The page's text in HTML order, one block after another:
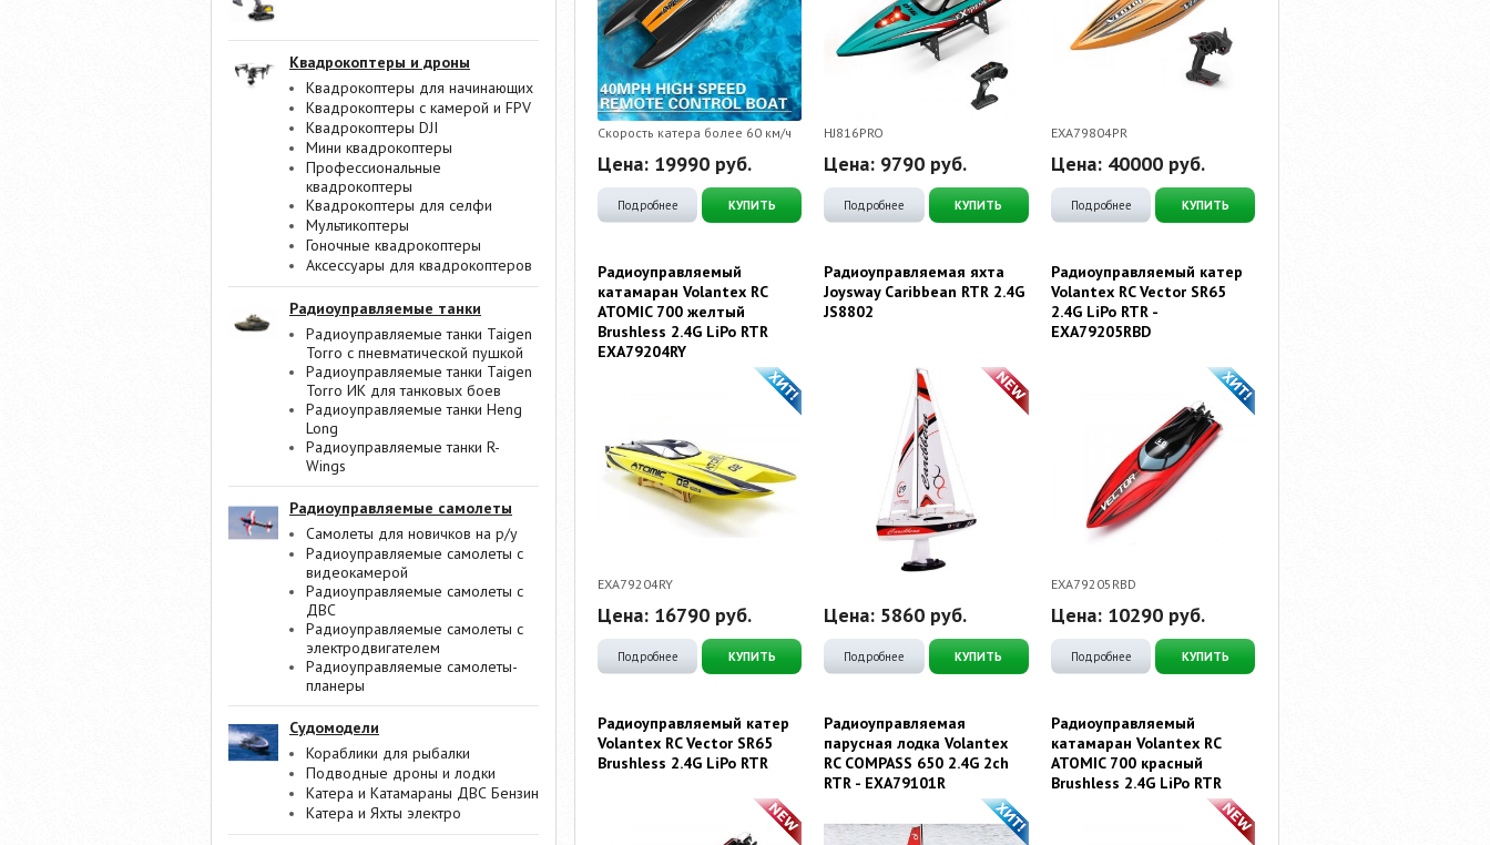
Квадрокоптеры и дроны
Квадрокоптеры для начинающих
Квадрокоптеры с камерой и FPV
Квадрокоптеры DJI
Мини квадрокоптеры
Профессиональные
квадрокоптеры
Квадрокоптеры для селфи
Мультикоптеры
Гоночные квадрокоптеры
Аксессуары для квадрокоптеров
Радиоуправляемые танки
Радиоуправляемые танки Taigen
Torro с пневматической пушкой
Радиоуправляемые танки Taigen
Torro ИК для танковых боев
Радиоуправляемые танки Heng
Long
Радиоуправляемые танки R-
Wings
Радиоуправляемые самолеты
Самолеты для новичков на р/у
Радиоуправляемые самолеты с
видеокамерой
Радиоуправляемые самолеты с
ДВС
Радиоуправляемые самолеты с
электродвигателем
Радиоуправляемые самолеты-
планеры
Судомодели
Кораблики для рыбалки
Подводные дроны и лодки
Катера и Катамараны ДВС Бензин
Катера и Яхты электро
Скорость катера более 60 км/ч
Цена: 19990 руб.
Подробнее КУПИТЬ
HJ816PRO
Цена: 9790 руб.
Подробнее КУПИТЬ
EXA79804PR
Цена: 40000руб.
Подробнее КУПИТЬ
Радиоуправляемый
катамаран Volantex RC
ATOMIC 700 желтый
Brushless 2.4G LiPo RTR
EXA79204RY
EXA79204RY
Цена: 16790 руб.
Подробнее КУПИТЬ
Радиоуправляемая яхта
Joysway Caribbean RTR 2.4G
JS8802
Цена: 5860 руб.
Подробнее КУПИТЬ
Радиоуправляемый катер
Volantex RC Vector SR65
2.4G LiPo RTR -
EXA79205RBD
EXA79205RBD
Цена: 10290руб.
Подробнее КУПИТЬ
Радиоуправляемый катер
Volantex RC Vector SR65
Brushless 2.4G LiPo RTR
Радиоуправляемая
парусная лодка Volantex
RC COMPASS 650 2.4G 2ch
RTR - EXA79101R
Радиоуправляемый
катамаран Volantex RC
ATOMIC 700 красный
Brushless 2.4G LiPo RTR